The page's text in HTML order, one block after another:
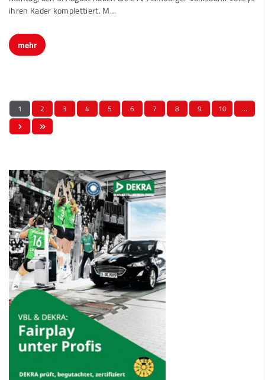
ihren Kader komplettiert. M…
mehr
1 2 3 4 5 6 7 8 9 10 …